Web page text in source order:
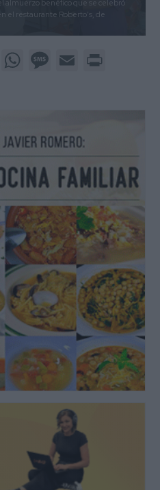
almuerzo benéfico que se celebró
el restaurante Roberto’s, de
MeneameWhatsAppMessage
Email